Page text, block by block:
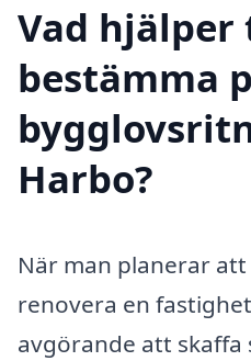
Vad
bestämma
Harbo?
När man planerar
renovera en
avgörande att skaffa